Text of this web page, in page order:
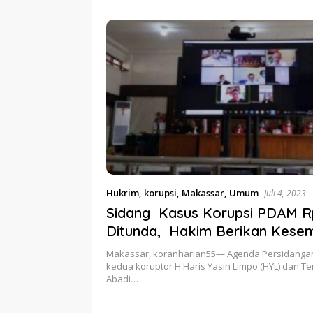
Hukrim, korupsi, Makassar, Umum Juli 4, 2023
Sidang Kasus Korupsi PDAM
Ditunda, Hakim Berikan
Haris YL dan Irawan Abadi,
Saksi Ahli
Makassar, koranharian55— Agenda
kedua koruptor H.Haris Yasin Limpo (HYL) dan
Abadi…